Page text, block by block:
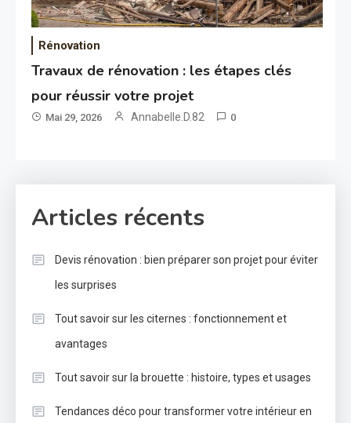
Rénovation
Travaux de rénovation : les étapes clés
pour réussir votre projet
Mai 29, 2026 Annabelle.D.82 0
Articles récents
Devis rénovation : bien préparer son projet pour éviter
les surprises
Tout savoir sur les citernes : fonctionnement et
avantages
Tout savoir sur la brouette : histoire, types et usages
Tendances déco pour transformer votre intérieur en